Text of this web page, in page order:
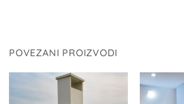
POVEZANI PROIZVODI